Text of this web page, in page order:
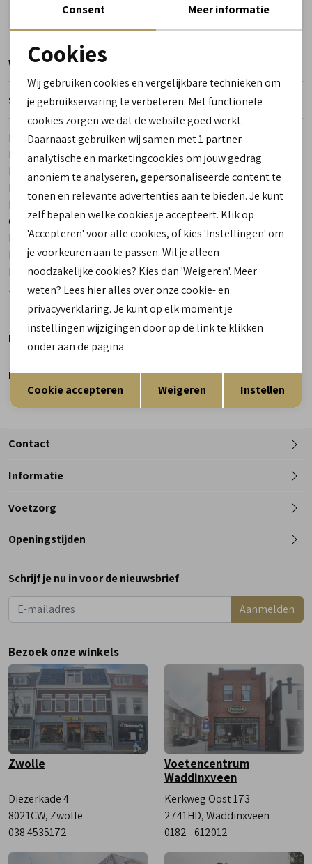
Reserveer- en passervice in de winkel!
Winkelvoorraad
Specificaties
Merk
Meindl
Leveranciercode
2771-46 Linosa Lady Identity GTX
Bestelcode
00000074-30
Breedtemaat
H
Los voetbed
Ja
Categorie
Outdoor schoenen laag dames
Kleur
Bruin
Materiaal buitenkant
Leer
Materiaal binnenkant
Gore-Tex
Zool
Vibram
Retourneren
Reserveer en pas in de winkel
Contact
Telefoon
Informatie
Voetzorg
Openingstijden
Dinsdag
Woensdag
9:00 - 18:00
Vrijdag
Zaterdag
9:00 - 17:00
Schrijf je nu in voor de nieuwsbrief
Aanmelden
Bezoek onze winkels
Zwolle
Diezerkade 4
8021CW, Zwolle
038 4535172
Voetencentrum
Waddinxveen
Kerkweg Oost 173
2741HD, Waddinxveen
0182 - 612012
Noodzakelijke cookies
Analytische cookies
Marketing cookies
Terug Opslaan
Consent Meer informatie
Cookies
Wij gebruiken cookies en vergelijkbare technieken om
je gebruikservaring te verbeteren. Met functionele
cookies zorgen we dat de website goed werkt.
Daarnaast gebruiken wij samen met1 partner
analytische en marketingcookies om jouw gedrag
anoniem te analyseren, gepersonaliseerde content te
tonen en relevante advertenties aan te bieden. Je kunt
zelf bepalen welke cookies je accepteert. Klik op
'Accepteren' voor alle cookies, of kies 'Instellingen' om
je voorkeuren aan te passen. Wil je alleen
noodzakelijke cookies? Kies dan 'Weigeren'. Meer
weten? Lees hieralles over onze cookie- en
privacyverklaring. Je kunt op elk moment je
instellingen wijzigingen door op de link te klikken
onder aan de pagina.
Cookie accepteren Weigeren Instellen